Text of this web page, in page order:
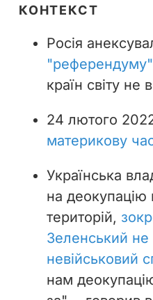
КОНТЕКСТ
Росія
країн світу не
24 лютого
материкову
Українська
на деокупацію
територій,
Зеленський не
невійськовий
нам